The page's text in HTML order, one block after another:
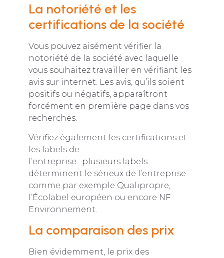
La notoriété et les
certifications de la société
Vous pouvez aisément vérifier la
notoriété de la société avec laquelle
vous souhaitez travailler en vérifiant les
avis sur internet. Les avis, qu’ils soient
positifs ou négatifs, apparaîtront
forcément en première page dans vos
recherches.
Vérifiez également les certifications et
les labels de
l’entreprise : plusieurs labels
déterminent le sérieux de l’entreprise
comme par exemple Qualipropre,
l’Écolabel européen ou encore NF
Environnement.
La comparaison des prix
Bien évidemment, le prix des